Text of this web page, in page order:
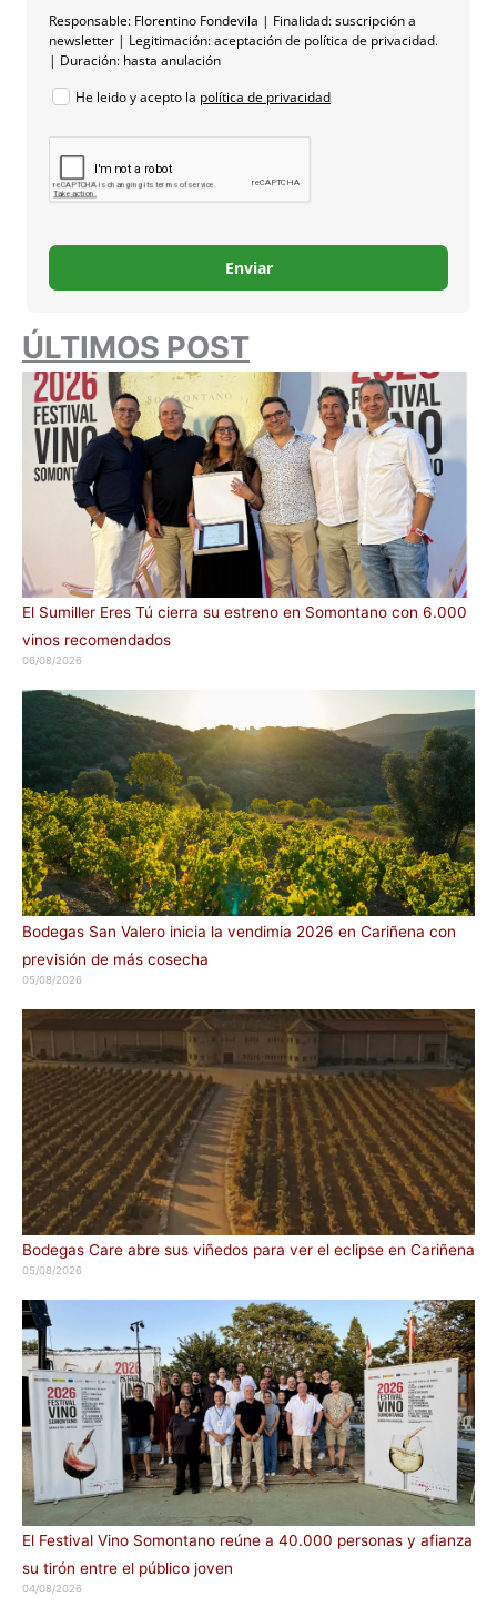
Responsable: Florentino Fondevila | Finalidad: suscripción a
newsletter | Legitimación: aceptación de política de privacidad.
| Duración: hasta anulación
He leido y acepto la política de privacidad
Enviar
ÚLTIMOS POST
El Sumiller Eres Tú cierra su estreno en Somontano con 6.000
vinos recomendados
06/08/2026
Bodegas San Valero inicia la vendimia 2026 en Cariñena con
previsión de más cosecha
05/08/2026
Bodegas Care abre sus viñedos para ver el eclipse en Cariñena
05/08/2026
El Festival Vino Somontano reúne a 40.000 personas y afianza
su tirón entre el público joven
04/08/2026